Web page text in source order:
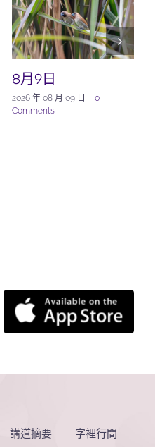
8月9日
2026 年 08 月 09 日 | 0
Comments
講道摘要 字裡行間